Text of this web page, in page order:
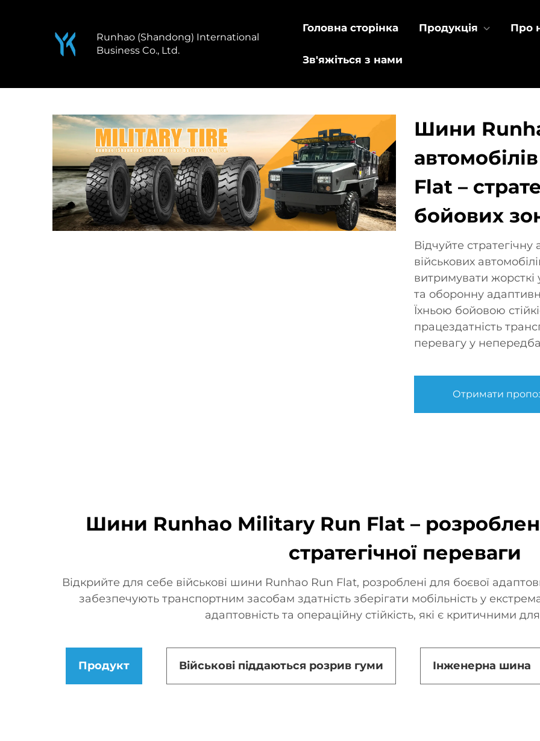
Runhao (Shandong) International
Business Co., Ltd.
Головна сторінка Продукція Про
Зв'яжіться з нами
Шини
Flat –
бойових
Відчуйте
військових
витримувати
та оборонну
Їхньою бойовою
працездатність
перевагу у
Отримати
Шини Runhao Military Run Flat –
стратегічної переваги
Відкрийте для себе військові шини Runhao Run Flat, розроблені для боєвої
забезпечують транспортним засобам здатність зберігати мобільність у
адаптовність та операційну стійкість, які є критичними для
Продукт Військові піддаються розрив гуми Інженерна шина